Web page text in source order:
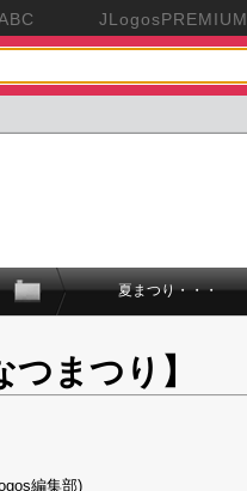
JLogosPREMIUM
夏まつり・・・
まつり】
編集部)